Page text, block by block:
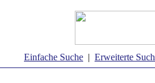
Einfache Suche | Erweiterte